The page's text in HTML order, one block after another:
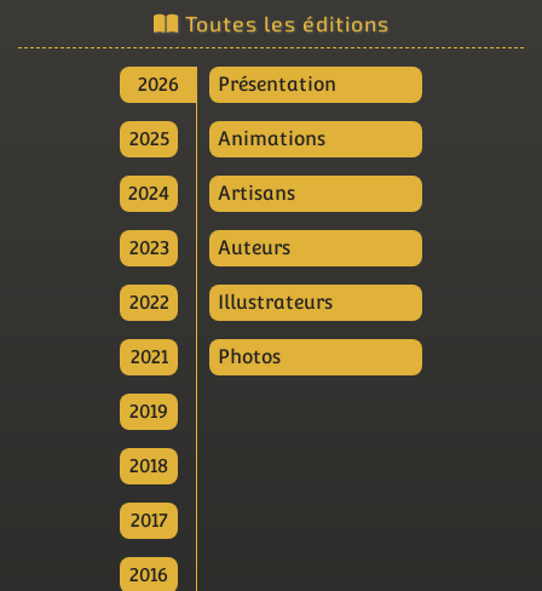
Toutes les éditions
2026
2025
2024
2023
2022
2021
2019
2018
2017
2016
Présentation
Animations
Artisans
Auteurs
Illustrateurs
Photos